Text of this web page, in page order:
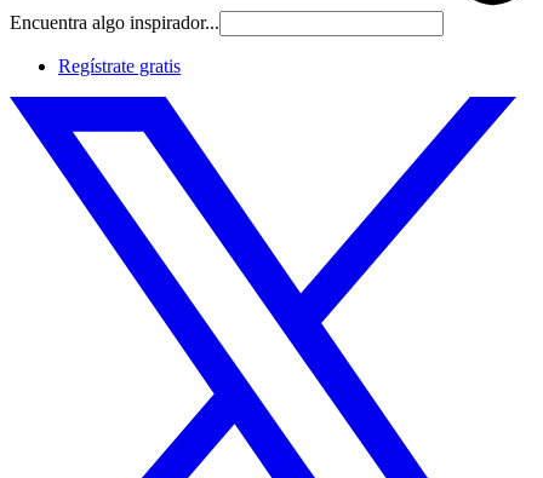
Encuentra algo inspirador...
Regístrate gratis